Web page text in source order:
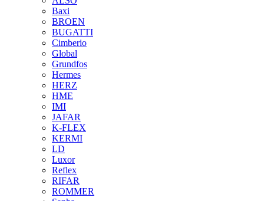
Baxi
BROEN
BUGATTI
Cimberio
Global
Grundfos
Hermes
HERZ
HME
IMI
JAFAR
K-FLEX
KERMI
LD
Luxor
Reflex
RIFAR
ROMMER